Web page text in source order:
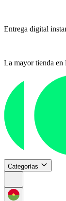
Entrega digital
La mayor tienda en
Categorías